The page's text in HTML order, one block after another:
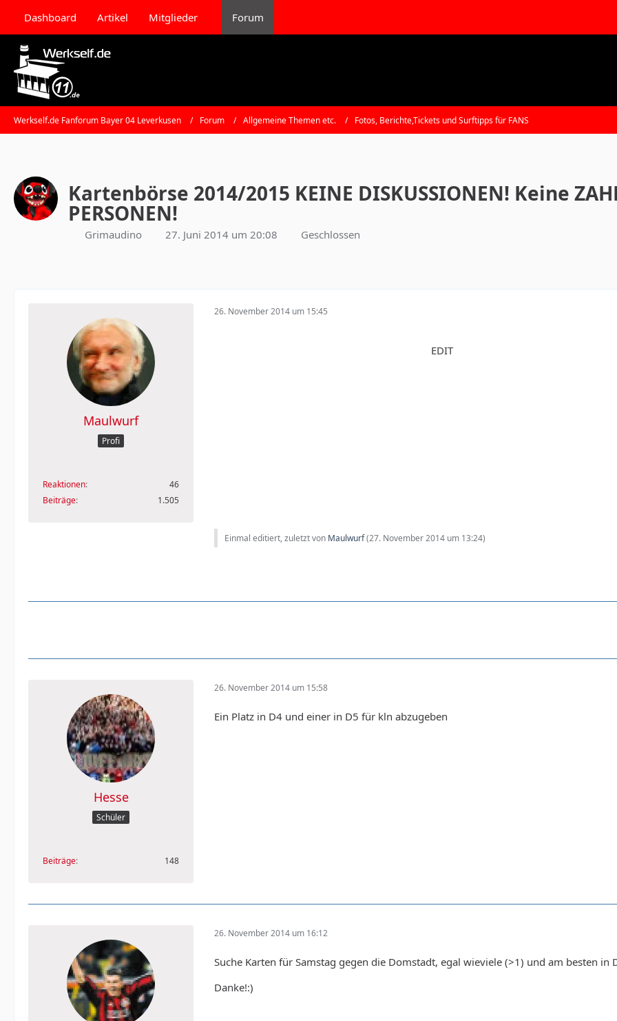
Dashboard Artikel Mitglieder Forum
Werkself.de Fanforum Bayer 04 Leverkusen Forum Allgemeine Themen etc. Fotos, Berichte,Tickets und Surftipps für FANS
Kartenbörse 2014/2015 KEINE DISKUSSIONEN! Keine
PERSONEN!
Grimaudino 27. Juni 2014 um 20:08 Geschlossen
Maulwurf
Profi
Reaktionen
46
Beiträge
1.505
26. November 2014 um 15:45
EDIT
Einmal editiert, zuletzt von Maulwurf(27. November 2014 um 13:24)
Hesse
Schüler
Beiträge 148
26. November 2014 um 15:58
Ein Platz in D4 und einer in D5 für kln abzugeben
26. November 2014 um 16:12
Suche Karten für Samstag gegen die Domstadt, egal wieviele (>1) und am besten in
Danke!:)